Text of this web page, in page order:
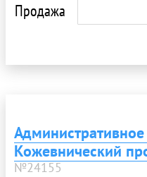
Продажа
Кожевнический
№24155